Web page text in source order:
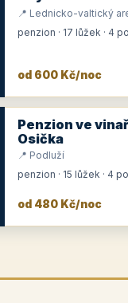
📍 Lednicko-valtický
penzion · 17 lůžek · 4
od 600 Kč/noc
Penzion ve
Osička
📍 Podluží
penzion · 15 lůžek · 4
od 480 Kč/noc